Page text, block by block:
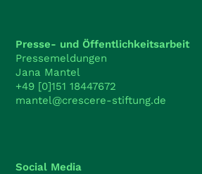
Presse- und Öffentlichkeitsarbeit
Pressemeldungen
Jana Mantel
+49 [0]151 18447672
mantel@crescere-stiftung.de
Social Media